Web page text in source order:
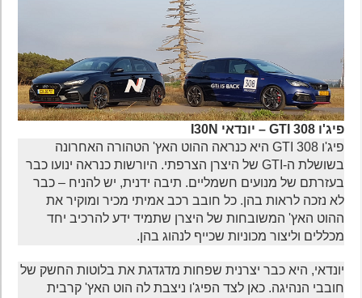
פיג'ו 308 GTI – יונדאי I30N
פיג'ו 308 GTI היא כנראה ההוט האץ' הטהורה האחרונה
בשושלת ה-GTI של היצרן הצרפתי. היורשות כנראה ינועו כבר
בעזרתם של מנועים חשמליים. תיבה ידנית, יש להניח – כבר
לא נזכה לראות בהן. כל חובב רכב אמיתי מכיר ומוקיר את
ההוט האץ' המשובחות של היצרן שתמיד ידע להרכיב יחד
מכללים וליצור מכוניות שכייף לנהוג בהן.
יונדאי, היא כבר יצרנית שפחות מדגדגת את בלוטות החשק של
חובבי הנהיגה. כאן לצד הפיג'ו ניצבת לה הוט האץ' קרבית